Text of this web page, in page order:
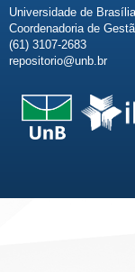
Universidade de
Coordenadoria de
(61) 3107-2683
repositorio@unb.br